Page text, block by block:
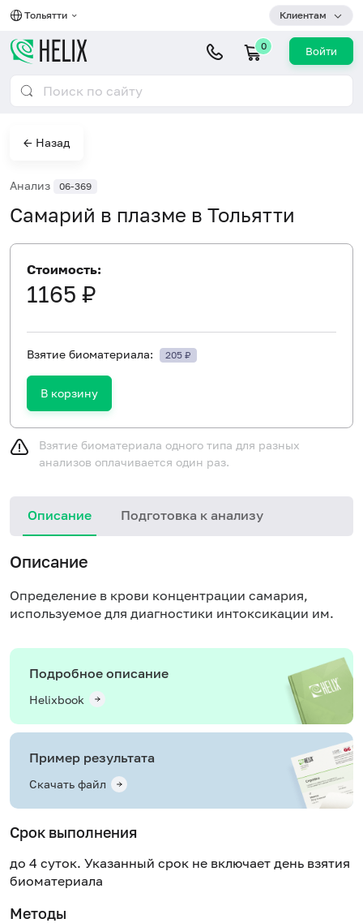
Тольятти Клиентам
0 Войти
← Назад
Анализ 06-369
Самарий в плазме в Тольятти
Стоимость:
1165 ₽
Взятие биоматериала: 205 ₽
В корзину
Взятие биоматериала одного типа для разных
анализов оплачивается один раз.
Описание Подготовка к анализу
Описание
Определение в крови концентрации самария,
используемое для диагностики интоксикации им.
Подробное описание
Helixbook
Пример результата
Скачать файл
Срок выполнения
до 4 суток. Указанный срок не включает день взятия
биоматериала
Методы